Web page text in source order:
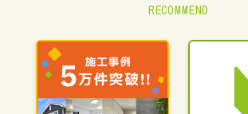
RECOMMEND